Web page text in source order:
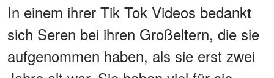
In einem ihrer Tik Tok Videos bedankt
sich Seren bei ihren Großeltern, die sie
aufgenommen haben, als sie erst zwei